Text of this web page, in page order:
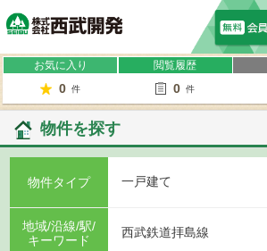
お気に入り
0 件
閲覧履歴
0 件
物件を探す
物件タイプ 一戸建て
地域/沿線/駅/
キーワード
西武鉄道拝島線